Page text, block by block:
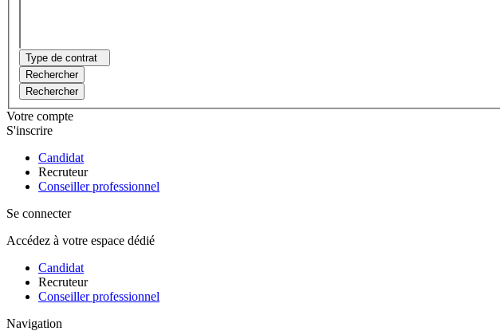
Type de contrat
Rechercher
Rechercher
Votre compte
S'inscrire
Candidat
Recruteur
Conseiller professionnel
Se connecter
Accédez à votre espace dédié
Candidat
Recruteur
Conseiller professionnel
Navigation